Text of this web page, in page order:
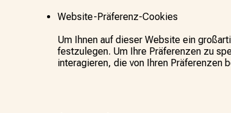
Website-Präferenz-Cookies
Um Ihnen auf dieser Website ein
festzulegen. Um Ihre Präferenzen zu
interagieren, die von Ihren Präferenzen